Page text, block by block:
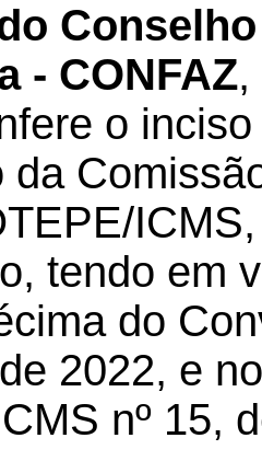
- CONFAZ
o
da
tendo em
do
2022, e
nº 15,